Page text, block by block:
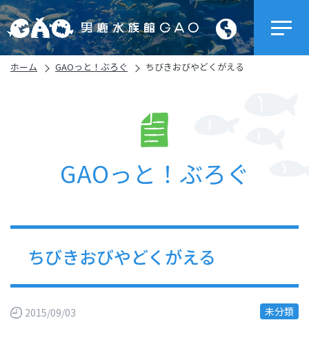
ホーム GAOっと！ぶろぐ ちびきおびやどくがえる
GAOっと！ぶろぐ
ちびきおびやどくがえる
2015/09/03 未分類